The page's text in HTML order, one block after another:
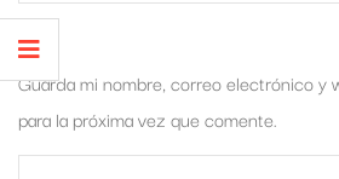
Guarda mi nombre, correo electrónico y
para la próxima vez que comente.